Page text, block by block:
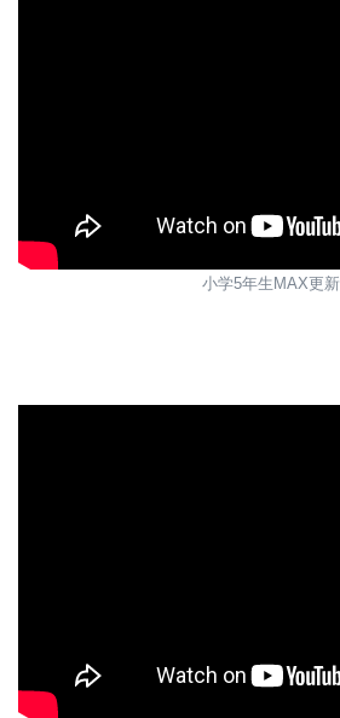
小学5年生MAX更新